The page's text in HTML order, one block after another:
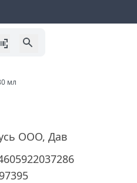
мл
ООО, Дав